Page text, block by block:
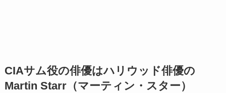
CIAサム役の俳優はハリウッド俳優の
Martin Starr（マーティン・スター）